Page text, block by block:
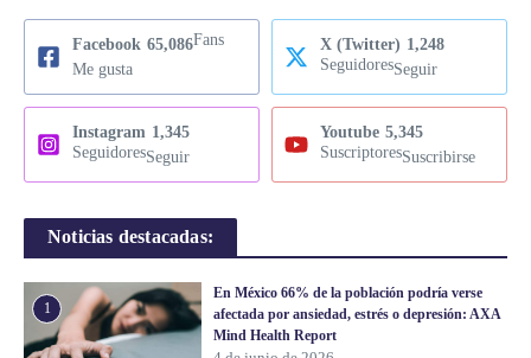
Facebook 65,086Fans
Me gusta
X (Twitter) 1,248
SeguidoresSeguir
Instagram 1,345
SeguidoresSeguir
Youtube 5,345
SuscriptoresSuscribirse
Noticias destacadas:
1
En México 66% de la población podría verse
afectada por ansiedad, estrés o depresión: AXA
Mind Health Report